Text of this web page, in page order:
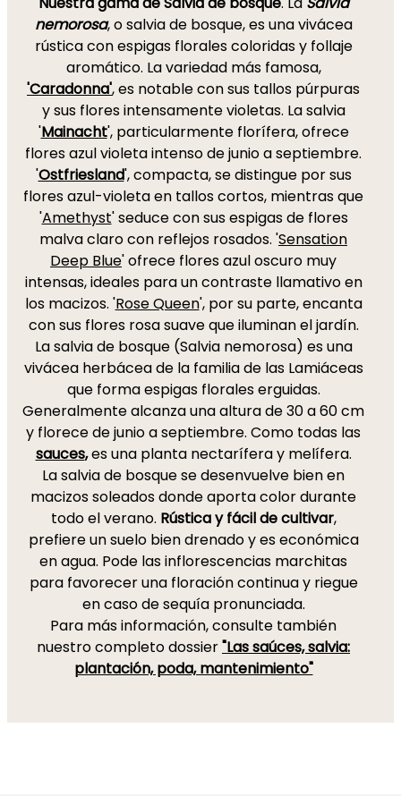
nemorosa, o salvia de bosque, es una vivácea
rústica con espigas florales coloridas y follaje
aromático. La variedad más famosa,
'Caradonna', es notable con sus tallos púrpuras
y sus flores intensamente violetas. La salvia
'Mainacht', particularmente florífera, ofrece
flores azul violeta intenso de junio a septiembre.
'Ostfriesland', compacta, se distingue por sus
flores azul-violeta en tallos cortos, mientras que
'Amethyst' seduce con sus espigas de flores
malva claro con reflejos rosados. 'Sensation
Deep Blue' ofrece flores azul oscuro muy
intensas, ideales para un contraste llamativo en
los macizos. 'Rose Queen', por su parte, encanta
con sus flores rosa suave que iluminan el jardín.
La salvia de bosque (Salvia nemorosa) es una
vivácea herbácea de la familia de las Lamiáceas
que forma espigas florales erguidas.
Generalmente alcanza una altura de 30 a 60 cm
y florece de junio a septiembre. Como todas las
sauces,es una planta nectarífera y melífera.
La salvia de bosque se desenvuelve bien en
macizos soleados donde aporta color durante
todo el verano. Rústica y fácil de cultivar,
prefiere un suelo bien drenado y es económica
en agua. Pode las inflorescencias marchitas
para favorecer una floración continua y riegue
en caso de sequía pronunciada.
Para más información, consulte también
nuestro completo dossier"Las saúces, salvia:
plantación, poda, mantenimiento"